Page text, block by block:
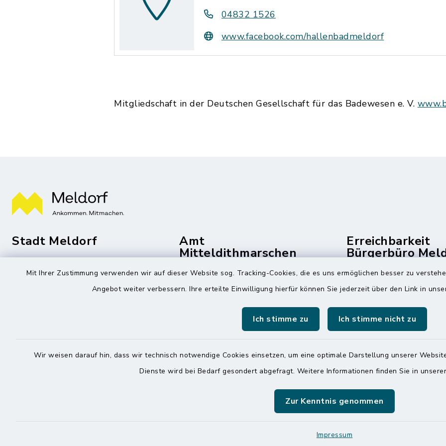
Mit Ihrer Zustimmung verwenden wir auf dieser Website sog. Tracking-Cookies, die es uns ermöglichen besser zu
Angebot weiter verbessern. Ihre erteilte Einwilligung hierfür können Sie jederzeit über den Link in
Ich stimme zu Ich stimme nicht zu
Wir weisen darauf hin, dass wir technisch notwendige Cookies einsetzen, um eine optimale Darstellung unserer
Dienste wird bei Bedarf gesondert abgefragt. Weitere Informationen finden Sie in
Zur Kenntnis genommen
Impressum
04832 1526
www.facebook.com/hallenbadmeldorf
Mitgliedschaft in der Deutschen Gesellschaft für das Badewesen e. V.
Stadt Meldorf Amt
Mitteldithmarschen
Roggenstraße 14
25704 Meldorf
04832 6065-0
04832 6065-215
Erreichbarkeit
Bürgerbüro
Montag und Freitag
7:00 Uhr - 12:00 Uhr
Dienstag und Donnerstag
14:00 Uhr - 18:00 Uhr
Online-
Sie ein dringendes
finden aber online keinen
zeitnahen Termin? Rufen
gerne unter der
04832 6065 0 an!